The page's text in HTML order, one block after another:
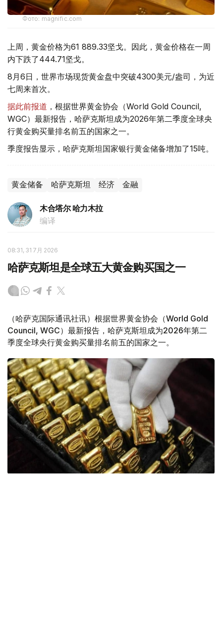
Фото: magnific.com
上周，黄金价格为61 889.33坚戈。因此，黄金价格在一周
内下跌了444.71坚戈。
8月6日，世界市场现货黄金盘中突破4300美元/盎司，为近
七周来首次。
据此前报道 ，根据世界黄金协会（World Gold Council,
WGC）最新报告，哈萨克斯坦成为2026年第二季度全球央
行黄金购买量排名前五的国家之一。
季度报告显示，哈萨克斯坦国家银行黄金储备增加了15吨。
黄金储备 哈萨克斯坦 经济 金融
木合塔尔 哈力木拉
编译
08:31, 31 7月 2026
哈萨克斯坦是全球五大黄金购买国之一
（哈萨克国际通讯社讯）根据世界黄金协会（World Gold
Council, WGC）最新报告，哈萨克斯坦成为2026年第二
季度全球央行黄金购买量排名前五的国家之一。